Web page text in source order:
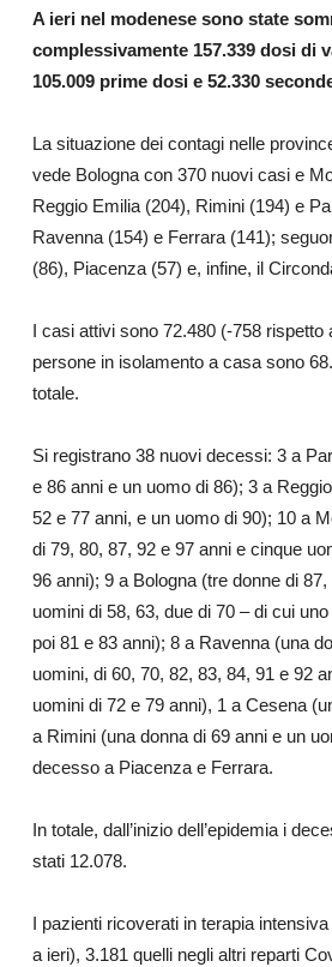
A ieri nel modenese sono state
complessivamente 157.339 dosi di
105.009 prime dosi e 52.330
La situazione dei contagi nelle
vede Bologna con 370 nuovi casi e
Reggio Emilia (204), Rimini (194) e
Ravenna (154) e Ferrara (141);
(86), Piacenza (57) e, infine, il
I casi attivi sono 72.480 (-758 rispetto
persone in isolamento a casa sono
totale.
Si registrano 38 nuovi decessi: 3 a
e 86 anni e un uomo di 86); 3 a
52 e 77 anni, e un uomo di 90); 10 a
di 79, 80, 87, 92 e 97 anni e cinque
96 anni); 9 a Bologna (tre donne di
uomini di 58, 63, due di 70 – di cui
poi 81 e 83 anni); 8 a Ravenna (una
uomini, di 60, 70, 82, 83, 84, 91 e 92
uomini di 72 e 79 anni), 1 a Cesena
a Rimini (una donna di 69 anni e un
decesso a Piacenza e Ferrara.
In totale, dall’inizio dell’epidemia i
stati 12.078.
I pazienti ricoverati in terapia
a ieri), 3.181 quelli negli altri reparti